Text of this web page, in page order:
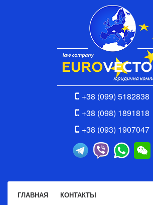
+38 (099) 5182838
+38 (098) 1891818
+38 (093) 1907047
ГЛАВНАЯ КОНТАКТЫ